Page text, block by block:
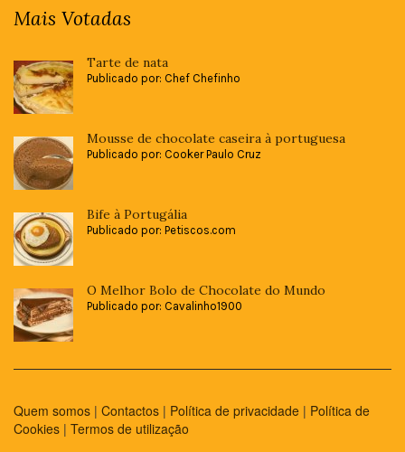
Mais Votadas
Tarte de nata
Publicado por: Chef Chefinho
Mousse de chocolate caseira à portuguesa
Publicado por: Cooker Paulo Cruz
Bife à Portugália
Publicado por: Petiscos.com
O Melhor Bolo de Chocolate do Mundo
Publicado por: Cavalinho1900
Quem somos | Contactos | Política de privacidade | Política de
Cookies | Termos de utilização